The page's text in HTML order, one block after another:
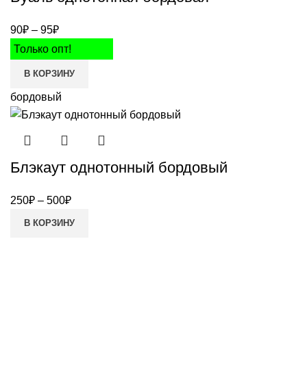
90₽ – 95₽
Только опт!
В КОРЗИНУ
бордовый
Блэкаут однотонный бордовый
250₽ – 500₽
В КОРЗИНУ